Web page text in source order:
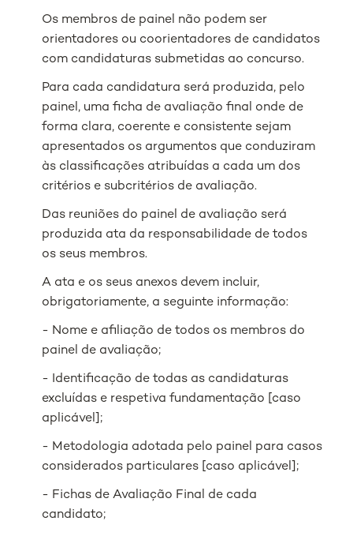
Os membros de painel não podem ser
orientadores ou coorientadores de candidatos
com candidaturas submetidas ao concurso.
Para cada candidatura será produzida, pelo
painel, uma ficha de avaliação final onde de
forma clara, coerente e consistente sejam
apresentados os argumentos que conduziram
às classificações atribuídas a cada um dos
critérios e subcritérios de avaliação.
Das reuniões do painel de avaliação será
produzida ata da responsabilidade de todos
os seus membros.
A ata e os seus anexos devem incluir,
obrigatoriamente, a seguinte informação:
- Nome e afiliação de todos os membros do
painel de avaliação;
- Identificação de todas as candidaturas
excluídas e respetiva fundamentação [caso
aplicável];
- Metodologia adotada pelo painel para casos
considerados particulares [caso aplicável];
- Fichas de Avaliação Final de cada
candidato;